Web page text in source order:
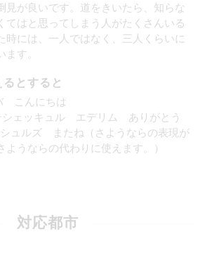
見が良いです。道をきいたら、知らな
てはと思ってしまう人がたくさんいる
時には、一人ではなく、三人くらいに
す。
とすると
こんにちは
シェッキュル エデリム ありがとう
ュルズ またね（さようならの表現が
うならの代わりに使えます。）
対応都市